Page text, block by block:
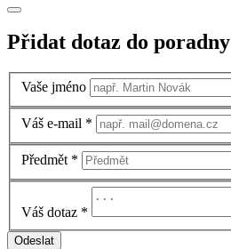
Přidat dotaz do poradny
Vaše jméno
Váš e-mail *
Předmět *
Váš dotaz *
Odeslat